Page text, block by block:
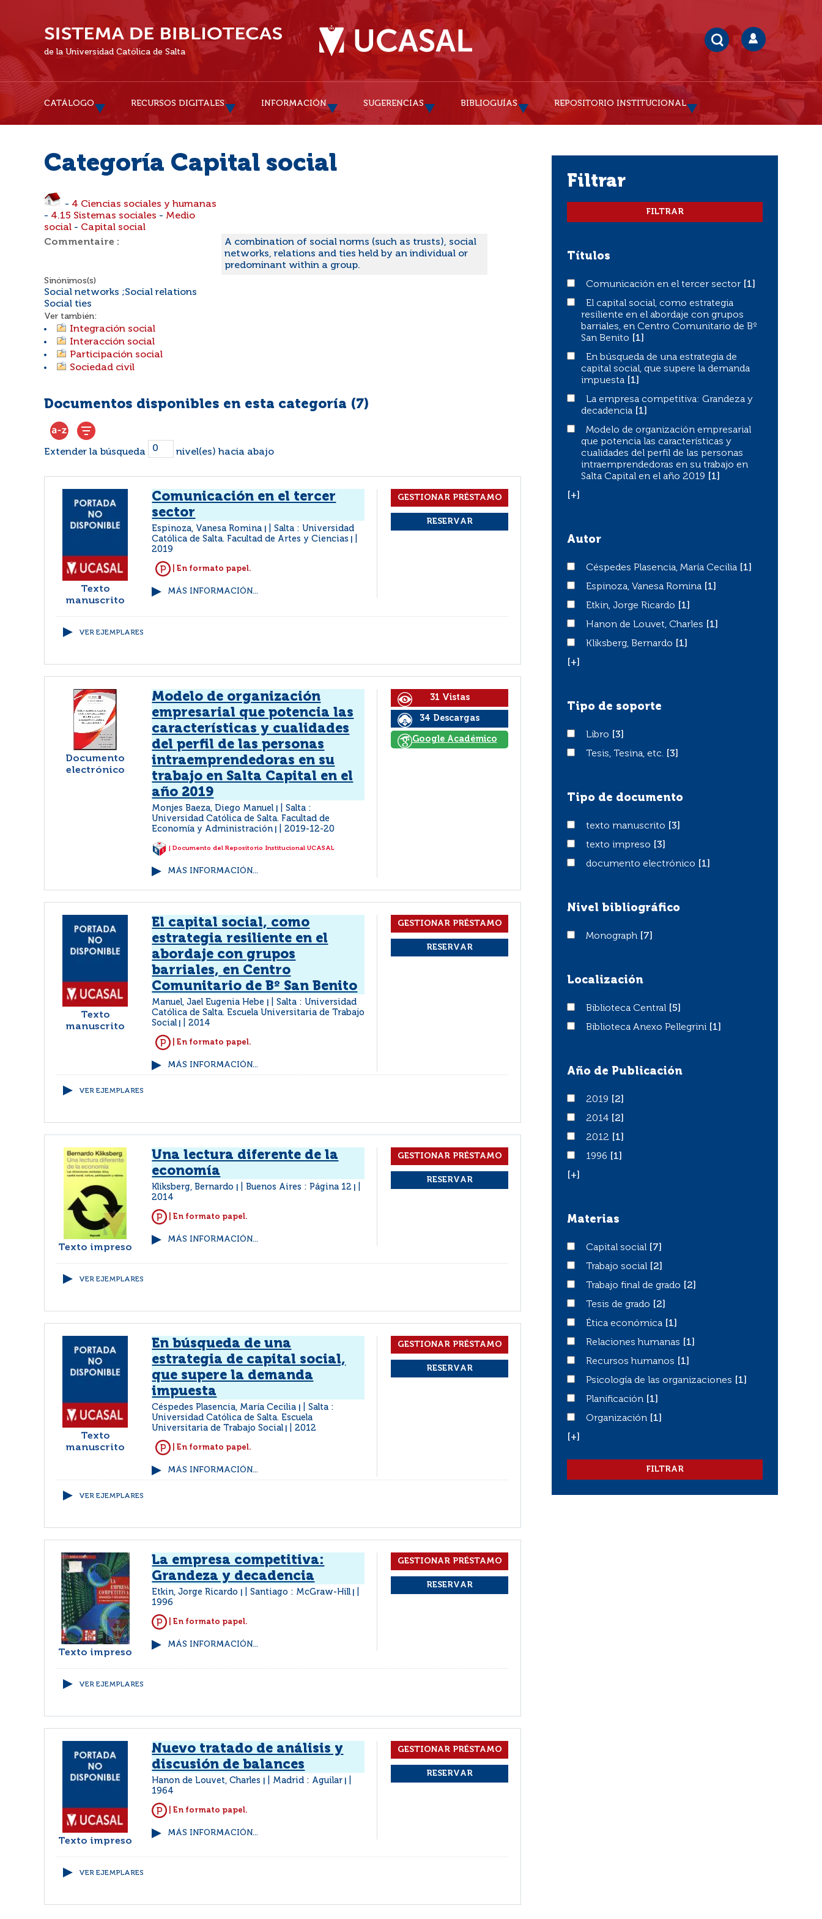
de la Universidad Católica de Salta
CATÁLOGO RECURSOS DIGITALES INFORMACIÓN SUGERENCIAS BIBLIOGUÍAS REPOSITORIO INSTITUCIONAL
Categoría Capital social
- 4 Ciencias sociales y humanas
- 4.15 Sistemas sociales - Medio
social - Capital social
Commentaire :
A combination of social norms (such as trusts), social
networks, relations and ties held by an individual or
predominant within a group.
Sinónimos(s)
Social networks ;Social relations
Social ties
Ver también:
Integración social
Interacción social
Participación social
Sociedad civil
Documentos disponibles en esta categoría (7)
Extender la búsqueda nivel(es) hacia abajo
Texto
manuscrito
Comunicación en el tercer
sector
Espinoza, Vanesa Romina
Salta : Universidad
Católica de Salta. Facultad de Artes y Ciencias
2019
| En formato papel.
MÁS INFORMACIÓN...
VER EJEMPLARES
Documento
electrónico
Modelo de organización
empresarial que potencia las
características y cualidades
del perfil de las personas
intraemprendedoras en su
trabajo en Salta Capital en el
año 2019
Monjes Baeza, Diego Manuel
Salta :
Universidad Católica de Salta. Facultad de
Economía y Administración
2019-12-20
| Documento del Repositorio Institucional UCASAL
MÁS INFORMACIÓN...
31 Vistas
34 Descargas
Google Académico
Texto
manuscrito
El capital social, como
estrategia resiliente en el
abordaje con grupos
barriales, en Centro
Comunitario de Bº San Benito
Manuel, Jael Eugenia Hebe
Salta : Universidad
Católica de Salta. Escuela Universitaria de Trabajo
Social
2014
| En formato papel.
MÁS INFORMACIÓN...
VER EJEMPLARES
Texto impreso
Una lectura diferente de la
economía
Kliksberg, Bernardo Buenos Aires : Página 12
2014
| En formato papel.
MÁS INFORMACIÓN...
VER EJEMPLARES
Texto
manuscrito
En búsqueda de una
estrategia de capital social,
que supere la demanda
impuesta
Céspedes Plasencia, María Cecilia
Salta :
Universidad Católica de Salta. Escuela
Universitaria de Trabajo Social
2012
| En formato papel.
MÁS INFORMACIÓN...
VER EJEMPLARES
Texto impreso
La empresa competitiva:
Grandeza y decadencia
Etkin, Jorge Ricardo Santiago : McGraw-Hill
1996
| En formato papel.
MÁS INFORMACIÓN...
VER EJEMPLARES
Texto impreso
Nuevo tratado de análisis y
discusión de balances
Hanon de Louvet, Charles Madrid : Aguilar
1964
| En formato papel.
MÁS INFORMACIÓN...
VER EJEMPLARES
filtrar
Títulos
Comunicación en el tercer sector
Comunicación en el tercer sector
[1]
El capital social, como estrategia resiliente en el
El capital social, como estrategia
resiliente en el abordaje con grupos
barriales, en Centro Comunitario de Bº
San Benito
[1]
En búsqueda de una estrategia de capital social, que
En búsqueda de una estrategia de
capital social, que supere la demanda
impuesta
[1]
La empresa competitiva: Grandeza y decadencia
La empresa competitiva: Grandeza y
decadencia
[1]
Modelo de organización empresarial que potencia las
Modelo de organización empresarial
que potencia las características y
cualidades del perfil de las personas
intraemprendedoras en su trabajo en
Salta Capital en el año 2019
[1]
[+]
Autor
Céspedes Plasencia, María Cecilia
Céspedes Plasencia, María Cecilia
[1]
Espinoza, Vanesa Romina
Espinoza, Vanesa Romina
[1]
Etkin, Jorge Ricardo
Etkin, Jorge Ricardo
[1]
Hanon de Louvet, Charles
Hanon de Louvet, Charles
[1]
Kliksberg, Bernardo
Kliksberg, Bernardo
[1]
[+]
Tipo de soporte
LibroLibro
[3]
Tesis, Tesina, etc.
Tesis, Tesina, etc. [3]
Tipo de documento
texto manuscrito
texto manuscrito
[3]
texto impreso
texto impreso
[3]
documento electrónico
documento electrónico [1]
Nivel bibliográfico
Monograph
Monograph [7]
Localización
Biblioteca Central
Biblioteca Central
[5]
Biblioteca Anexo Pellegrini
Biblioteca Anexo Pellegrini [1]
Año de Publicación
20192019
[2]
20142014
[2]
20122012
[1]
19961996
[1]
[+]
Materias
Capital social
Capital social
[7]
Trabajo social
Trabajo social
[2]
Trabajo final de grado
Trabajo final de grado
[2]
Tesis de grado
Tesis de grado
[2]
Ética económica
Ética económica
[1]
Relaciones humanas
Relaciones humanas
[1]
Recursos humanos
Recursos humanos
[1]
Psicología de las organizaciones
Psicología de las organizaciones
[1]
Planificación
Planificación
[1]
Organización
Organización
[1]
[+]